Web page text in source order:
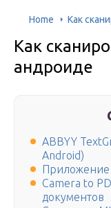
Home Как
Как
андроиде
ABBYY
Android)
Приложение
Camera to
документов